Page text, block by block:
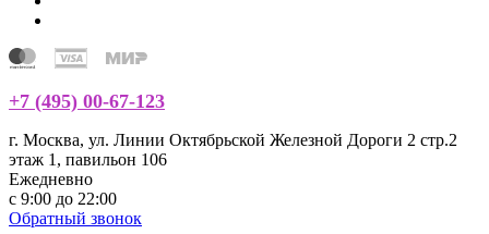
+7 (495) 00-67-123
г. Москва, ул. Линии Октябрьской Железной Дороги 2 стр.2
этаж 1, павильон 106
Ежедневно
с 9:00 до 22:00
Обратный звонок